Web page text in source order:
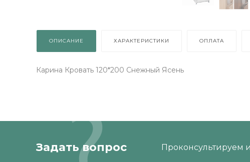
ОПИСАНИЕ ХАРАКТЕРИСТИКИ ОПЛАТА
Карина Кровать 120*200 Снежный Ясень
Задать вопрос Проконсультируем